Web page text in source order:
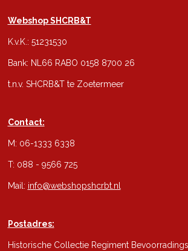
Webshop SHCRB&T
K.v.K.: 51231530
Bank: NL66 RABO 0158 8700 26
t.n.v. SHCRB&T te Zoetermeer
Contact:
M: 06-1333 6338
T: 088 - 9566 725
Mail: info@webshopshcrbt.nl
Postadres:
Historische Collectie Regiment